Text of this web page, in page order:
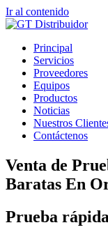
Ir al contenido
Principal
Servicios
Proveedores
Equipos
Productos
Noticias
Nuestros
Contáctenos
Venta de
Baratas En
Prueba